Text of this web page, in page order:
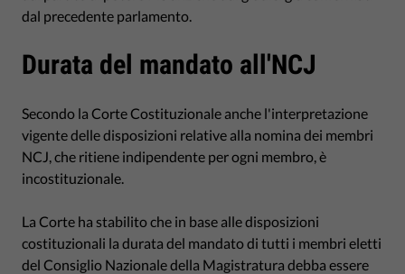
dal precedente parlamento.
Durata del mandato all'NCJ
Secondo la Corte Costituzionale anche l'interpretazione
vigente delle disposizioni relative alla nomina dei membri
NCJ, che ritiene indipendente per ogni membro, è
incostituzionale.
La Corte ha stabilito che in base alle disposizioni
costituzionali la durata del mandato di tutti i membri eletti
del Consiglio Nazionale della Magistratura debba essere